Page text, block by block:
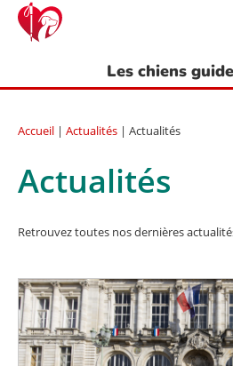
Aller
contenu
Les chiens
Accueil | Actualités | Actualités
Actualités
Retrouvez toutes nos dernières